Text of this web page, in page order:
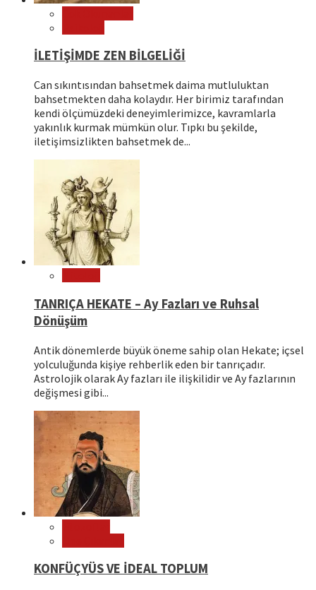
İLETİŞİMDE ZEN BİLGELİĞİ
Can sıkıntısından bahsetmek daima mutluluktan
bahsetmekten daha kolaydır. Her birimiz tarafından
kendi ölçümüzdeki deneyimlerimizce, kavramlarla
yakınlık kurmak mümkün olur. Tıpkı bu şekilde,
iletişimsizlikten bahsetmek de...
TANRIÇA HEKATE – Ay Fazları ve Ruhsal
Dönüşüm
Antik dönemlerde büyük öneme sahip olan Hekate; içsel
yolculuğunda kişiye rehberlik eden bir tanrıçadır.
Astrolojik olarak Ay fazları ile ilişkilidir ve Ay fazlarının
değişmesi gibi...
KONFÜÇYÜS VE İDEAL TOPLUM